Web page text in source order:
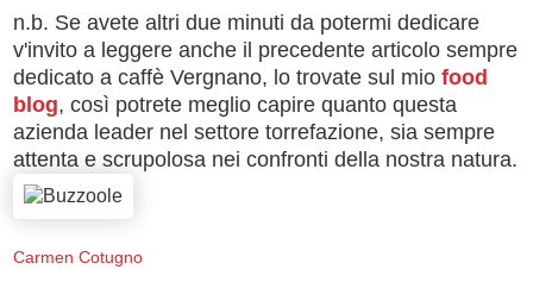
n.b. Se avete altri due minuti da potermi dedicare
v'invito a leggere anche il precedente articolo sempre
dedicato a caffè Vergnano, lo trovate sul mio food
blog, così potrete meglio capire quanto questa
azienda leader nel settore torrefazione, sia sempre
attenta e scrupolosa nei confronti della nostra natura.
Carmen Cotugno